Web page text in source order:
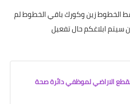
الخطوط زين وكورك باقي الخطوط لم
سيتم ابلاغكم حال تفعيل
الاراضي لموظفي دائرة صحة